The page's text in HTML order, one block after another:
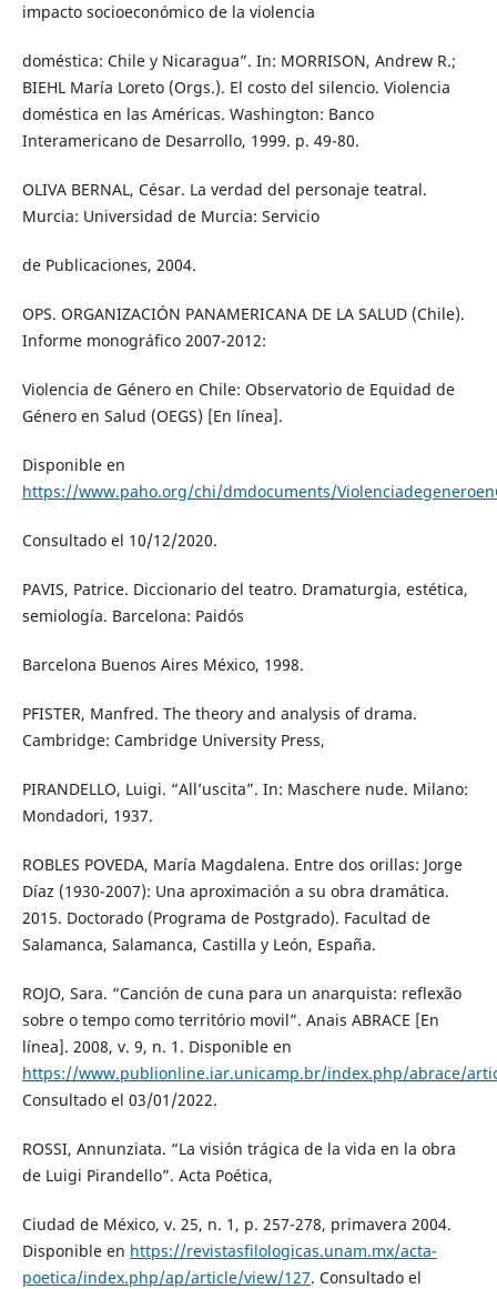
impacto socioeconómico de la violencia
doméstica: Chile y Nicaragua”. In: MORRISON, Andrew R.;
BIEHL María Loreto (Orgs.). El costo del silencio. Violencia
doméstica en las Américas. Washington: Banco
Interamericano de Desarrollo, 1999. p. 49-80.
OLIVA BERNAL, César. La verdad del personaje teatral.
Murcia: Universidad de Murcia: Servicio
de Publicaciones, 2004.
OPS. ORGANIZACIÓN PANAMERICANA DE LA SALUD (Chile).
Informe monográfico 2007-2012:
Violencia de Género en Chile: Observatorio de Equidad de
Género en Salud (OEGS) [En línea].
Disponible en
https://www.paho.org/chi/dmdocuments/
Consultado el 10/12/2020.
PAVIS, Patrice. Diccionario del teatro. Dramaturgia, estética,
semiología. Barcelona: Paidós
Barcelona Buenos Aires México, 1998.
PFISTER, Manfred. The theory and analysis of drama.
Cambridge: Cambridge University Press,
PIRANDELLO, Luigi. “All’uscita”. In: Maschere nude. Milano:
Mondadori, 1937.
ROBLES POVEDA, María Magdalena. Entre dos orillas: Jorge
Díaz (1930-2007): Una aproximación a su obra dramática.
2015. Doctorado (Programa de Postgrado). Facultad de
Salamanca, Salamanca, Castilla y León, España.
ROJO, Sara. “Canción de cuna para un anarquista: reflexão
sobre o tempo como território movil”. Anais ABRACE [En
línea]. 2008, v. 9, n. 1. Disponible en
https://www.publionline.iar.unicamp.br/index.php/abrace/
Consultado el 03/01/2022.
ROSSI, Annunziata. “La visión trágica de la vida en la obra
de Luigi Pirandello”. Acta Poética,
Ciudad de México, v. 25, n. 1, p. 257-278, primavera 2004.
Disponible en https://revistasfilologicas.unam.mx/acta-
poetica/index.php/ap/article/view/127. Consultado el